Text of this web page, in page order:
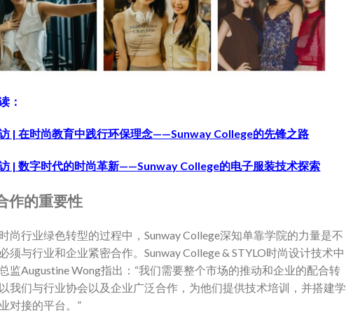
：
| 在时尚教育中践行环保理念——Sunway College的先锋之路
| 数字时代的时尚革新——Sunway College的电子服装技术探索
作的重要性
尚行业绿色转型的过程中，Sunway College深知单靠学院的力量是不
须与行业和企业紧密合作。Sunway College & STYLO时尚设计技术中
监Augustine Wong指出：“我们需要整个市场的推动和企业的配合转
我们与行业协会以及企业广泛合作，为他们提供技术培训，并搭建学
对接的平台。”